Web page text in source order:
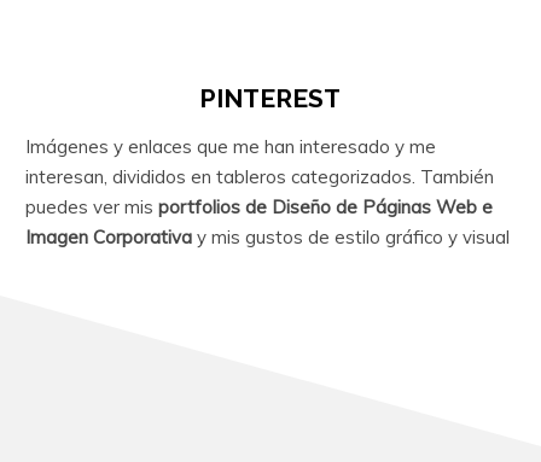
PINTEREST
Imágenes y enlaces que me han interesado y me
interesan, divididos en tableros categorizados. También
puedes ver mis portfolios de Diseño de Páginas Web e
Imagen Corporativay mis gustos de estilo gráfico y visual